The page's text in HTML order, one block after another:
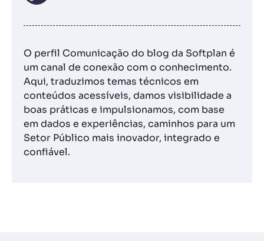
O perfil Comunicação do blog da Softplan é
um canal de conexão com o conhecimento.
Aqui, traduzimos temas técnicos em
conteúdos acessíveis, damos visibilidade a
boas práticas e impulsionamos, com base
em dados e experiências, caminhos para um
Setor Público mais inovador, integrado e
confiável.